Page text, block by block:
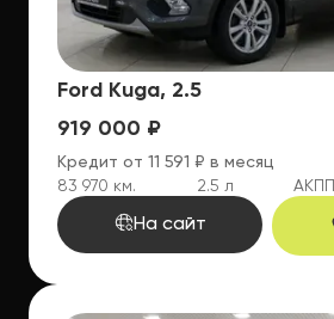
Ford Kuga, 2.5
919 000 ₽
Кредит от 11 591 ₽ в месяц
83 970 км.
2.5 л АКПП
На сайт